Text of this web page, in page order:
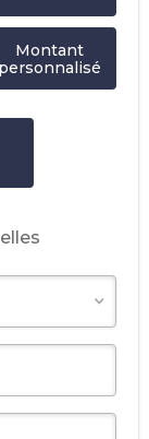
Montant
personnalisé